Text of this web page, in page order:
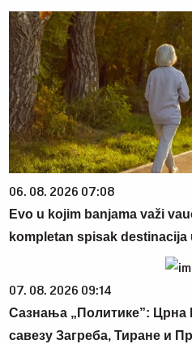
06. 08. 2026 07:08
Evo u kojim banjama važi
kompletan spisak destinacija
07. 08. 2026 09:14
Сазнања „Политике”: Црна
савезу Загреба, Тиране и